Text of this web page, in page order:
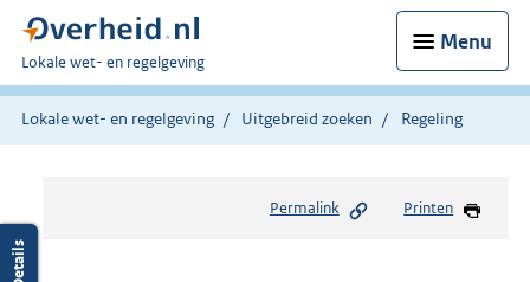
Menu
U
bent
hier:
Lokale wet- en regelgeving
Lokale wet- en regelgeving Uitgebreid zoeken Regeling
Permalink Printen